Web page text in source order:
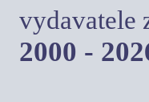
vydavatele
2000 -